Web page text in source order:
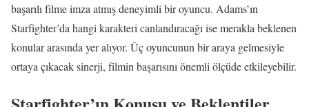
başarılı filme imza atmış deneyimli bir oyuncu. Adams’ın
Starfighter’da hangi karakteri canlandıracağı ise merakla beklenen
konular arasında yer alıyor. Üç oyuncunun bir araya gelmesiyle
ortaya çıkacak sinerji, filmin başarısını önemli ölçüde etkileyebilir.